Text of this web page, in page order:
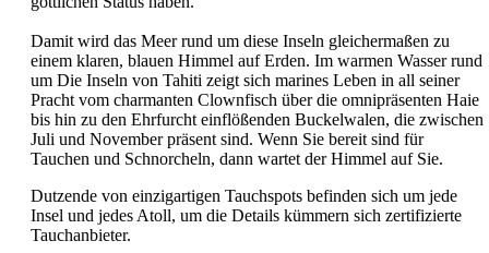
Damit wird das Meer rund um diese Inseln gleichermaßen zu
einem klaren, blauen Himmel auf Erden. Im warmen Wasser rund
um Die Inseln von Tahiti zeigt sich marines Leben in all seiner
Pracht vom charmanten Clownfisch über die omnipräsenten Haie
bis hin zu den Ehrfurcht einflößenden Buckelwalen, die zwischen
Juli und November präsent sind. Wenn Sie bereit sind für
Tauchen und Schnorcheln, dann wartet der Himmel auf Sie.
Dutzende von einzigartigen Tauchspots befinden sich um jede
Insel und jedes Atoll, um die Details kümmern sich zertifizierte
Tauchanbieter.